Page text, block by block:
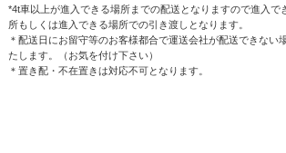
*4t車以上が進入できる場所までの配送となりますので進入で
所もしくは進入できる場所での引き渡しとなります。
＊配送日にお留守等のお客様都合で運送会社が配送できない
たします。（お気を付け下さい）
＊置き配・不在置きは対応不可となります。